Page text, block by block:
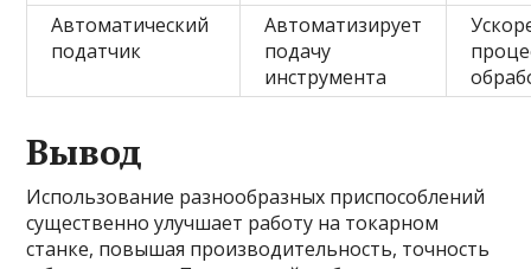
Автоматический
податчик
Автоматизирует
подачу
инструмента
Вывод
Использование разнообразных приспособлений
существенно улучшает работу на токарном
станке, повышая производительность, точность